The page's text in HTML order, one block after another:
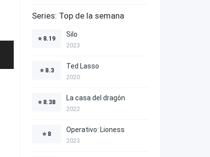
Series: Top de la semana
⭐ 8.19
Silo
2023
⭐ 8.3
Ted Lasso
2020
⭐ 8.38
La casa del dragón
2022
⭐ 8
Operativo: Lioness
2023